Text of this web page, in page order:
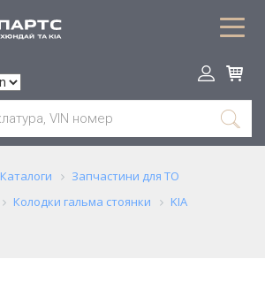
Каталоги
Запчастини для ТО
Колодки гальма стоянки
KIA